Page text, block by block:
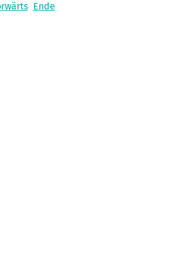
Ende